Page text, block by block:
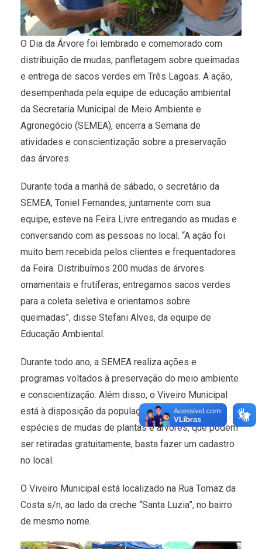
O Dia da Árvore foi lembrado e comemorado com
distribuição de mudas, panfletagem sobre queimadas
e entrega de sacos verdes em Três Lagoas. A ação,
desempenhada pela equipe de educação ambiental
da Secretaria Municipal de Meio Ambiente e
Agronegócio (SEMEA), encerra a Semana de
atividades e conscientização sobre a preservação
das árvores.
Durante toda a manhã de sábado, o secretário da
SEMEA, Toniel Fernandes, juntamente com sua
equipe, esteve na Feira Livre entregando as mudas e
conversando com as pessoas no local. “A ação foi
muito bem recebida pelos clientes e frequentadores
da Feira. Distribuímos 200 mudas de árvores
ornamentais e frutíferas, entregamos sacos verdes
para a coleta seletiva e orientamos sobre
queimadas”, disse Stefani Alves, da equipe de
Educação Ambiental.
Durante todo ano, a SEMEA realiza ações e
programas voltados à preservação do meio ambiente
e conscientização. Além disso, o Viveiro Municipal
está à disposição da população com diversas
espécies de mudas de plantas e árvores, que podem
ser retiradas gratuitamente, basta fazer um cadastro
no local.
O Viveiro Municipal está localizado na Rua Tomaz da
Costa s/n, ao lado da creche “Santa Luzia”, no bairro
de mesmo nome.